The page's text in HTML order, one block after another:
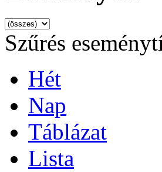
Szűrés
Hét
Nap
Táblázat
Lista